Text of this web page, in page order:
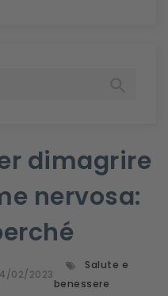
dimagrire
nervosa:
02/2023
Salute e
benessere